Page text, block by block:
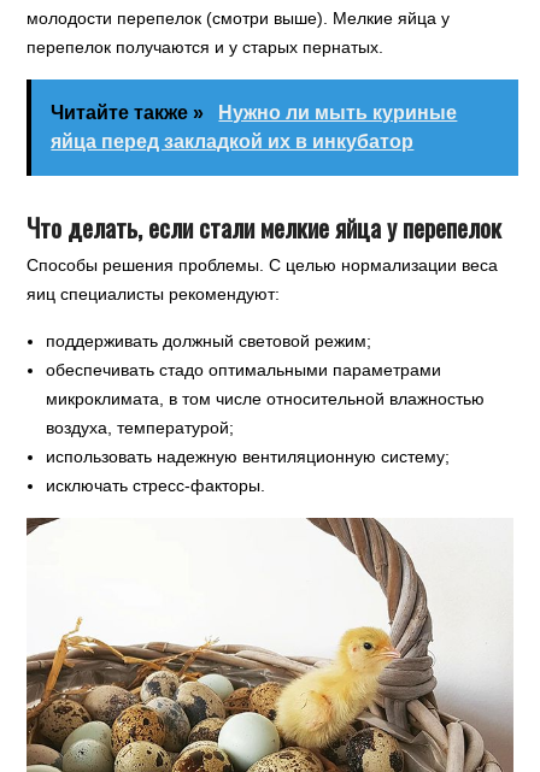
молодости перепелок (смотри выше). Мелкие яйца у
перепелок получаются и у старых пернатых.
Читайте также »
Нужно ли мыть куриные
яйца перед закладкой их в инкубатор
Что делать, если стали мелкие яйца у перепелок
Способы решения проблемы. С целью нормализации веса
яиц специалисты рекомендуют:
поддерживать должный световой режим;
обеспечивать стадо оптимальными параметрами
микроклимата, в том числе относительной влажностью
воздуха, температурой;
использовать надежную вентиляционную систему;
исключать стресс-факторы.